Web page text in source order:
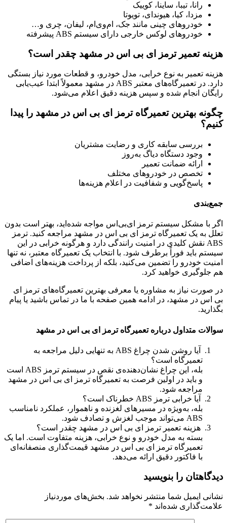
رانا، تیبا، ساینا، کوییک
مزدا، کیا، هیوندای، تویوتا
خودروهای چینی مانند جک، ام‌وی‌ام، لیفان، چری و…
خودروهای لوکس خارجی دارای سیستم ABS پیشرفته
هزینه تعمیر ترمز ای بی اس در مشهد چقدر است؟
هزینه تعمیر به نوع خرابی، مدل خودرو، و قطعات مورد نیاز بستگی
دارد. در تعمیرگاه‌های معتبر ABS در مشهد معمولاً ابتدا عیب‌یابی
رایگان انجام شده و سپس هزینه دقیق اعلام می‌شود.
چگونه بهترین تعمیرگاه ترمز ای بی اس در مشهد را پیدا
کنیم؟
بررسی سابقه کاری و رضایت مشتریان
وجود دستگاه دیاگ به‌روز
ارائه ضمانت تعمیر
تخصص در خودروهای مختلف
پاسخ‌گویی و شفافیت در اعلام هزینه‌ها
جمع‌بندی
اگر با مشکل سیستم ترمز ای‌بی‌اس مواجه شده‌اید، بهتر است بدون
تعلل به یک تعمیرگاه ترمز ای بی اس در مشهد مراجعه کنید. ترمز
ABS نقش کلیدی در امنیت رانندگی دارد و هرگونه خرابی در این
سیستم باید فوراً برطرف شود. با انتخاب یک تعمیرگاه معتبر، نه تنها
امنیت خودرو را تضمین می‌کنید، بلکه از پرداخت هزینه‌های اضافی
هم جلوگیری خواهید کرد.
در صورت نیاز به مشاوره یا معرفی بهترین تعمیرگاه‌های ترمز ای
بی اس در مشهد، در ادامه همین صفحه با ما در تماس باشید یا پیام
بگذارید.
سوالات متداول درباره تعمیرگاه ترمز ای بی اس در مشهد
آیا روشن شدن چراغ ABS به تنهایی دلیل مراجعه به
تعمیرگاه است؟
بله، این چراغ نشان‌دهنده‌ی نقص در سیستم ترمز ABS است
و باید در اولین فرصت به تعمیرگاه ترمز ای بی اس در مشهد
مراجعه شود.
آیا خرابی ترمز ABS خطرناک است؟
بله، به‌ویژه در مسیرهای لغزنده و ناهموار، عملکرد نامناسب
ABS می‌تواند موجب لغزش و تصادف شود.
هزینه تعمیر ترمز ای بی اس در مشهد چقدر است؟
بسته به مدل خودرو و نوع خرابی، هزینه متفاوت است. اما یک
تعمیرگاه ترمز ای بی اس در مشهد قیمت‌گذاری منصفانه‌ای
با فاکتور دقیق ارائه می‌دهد.
دیدگاهتان را بنویسید
نشانی ایمیل شما منتشر نخواهد شد. بخش‌های موردنیاز
علامت‌گذاری شده‌اند *